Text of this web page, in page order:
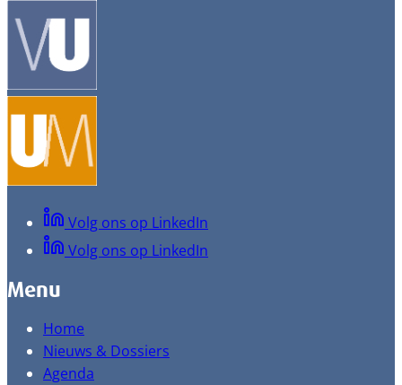
Volg ons op LinkedIn
Volg ons op LinkedIn
Menu
Home
Nieuws & Dossiers
Agenda